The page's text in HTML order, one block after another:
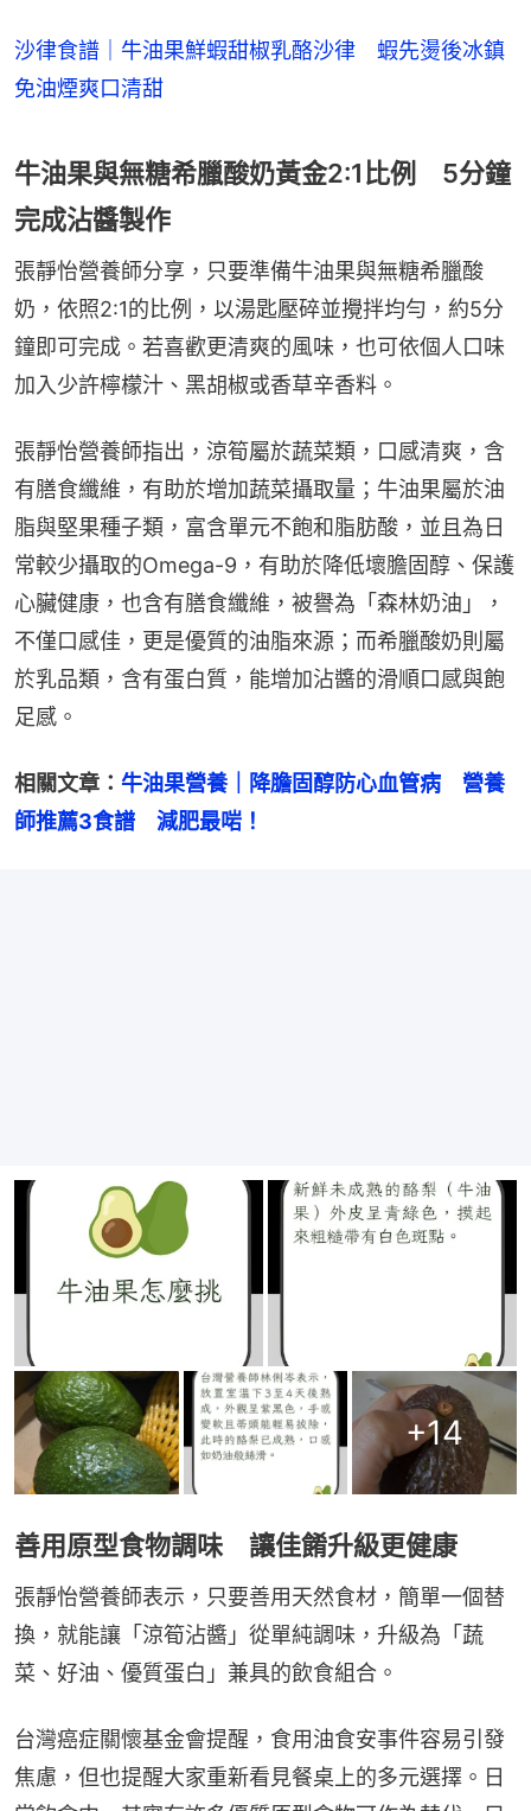
沙律食譜｜牛油果鮮蝦甜椒乳酪沙律 蝦先燙後冰鎮
免油煙爽口清甜
牛油果與無糖希臘酸奶黃金2:1比例 5分鐘
完成沾醬製作
張靜怡營養師分享，只要準備牛油果與無糖希臘酸
奶，依照2:1的比例，以湯匙壓碎並攪拌均勻，約5分
鐘即可完成。若喜歡更清爽的風味，也可依個人口味
加入少許檸檬汁、黑胡椒或香草辛香料。
張靜怡營養師指出，涼筍屬於蔬菜類，口感清爽，含
有膳食纖維，有助於增加蔬菜攝取量；牛油果屬於油
脂與堅果種子類，富含單元不飽和脂肪酸，並且為日
常較少攝取的Omega-9，有助於降低壞膽固醇、保護
心臟健康，也含有膳食纖維，被譽為「森林奶油」，
不僅口感佳，更是優質的油脂來源；而希臘酸奶則屬
於乳品類，含有蛋白質，能增加沾醬的滑順口感與飽
足感。
相關文章： 牛油果營養｜降膽固醇防心血管病　營養
師推薦3食譜　減肥最啱！
+14
善用原型食物調味 讓佳餚升級更健康
張靜怡營養師表示，只要善用天然食材，簡單一個替
換，就能讓「涼筍沾醬」從單純調味，升級為「蔬
菜、好油、優質蛋白」兼具的飲食組合。
台灣癌症關懷基金會提醒，食用油食安事件容易引發
焦慮，但也提醒大家重新看見餐桌上的多元選擇。日